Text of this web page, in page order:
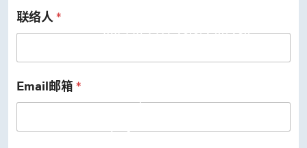
MIPI M-PHY v5.0/v4.1/v3.1
联络人*
Email邮箱 *